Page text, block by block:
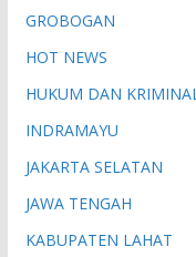
GROBOGAN
HOT NEWS
HUKUM DAN KRIMINAL
INDRAMAYU
JAKARTA SELATAN
JAWA TENGAH
KABUPATEN LAHAT